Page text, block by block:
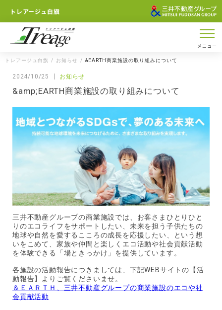
トレアージュ白旗
メニュー
トレアージュ白旗 お知らせ &EARTH商業施設の取り組みについて
2024/10/25 お知らせ
&amp;EARTH商業施設の取り組みについて
三井不動産グループの商業施設では、お客さまひとりひと
りのエコライフをサポートしたい、未来を担う子供たちの
地球や自然を愛するこころの成長を応援したい、という想
いをこめて、家族や仲間と楽しくエコ活動や社会貢献活動
を体験できる「場ときっかけ」を提供しています。
各施設の活動報告につきましては、下記WEBサイトの【活
動報告】よりご覧くださいませ。
＆ＥＡＲＴＨ、三井不動産グループの商業施設のエコや社
会貢献活動